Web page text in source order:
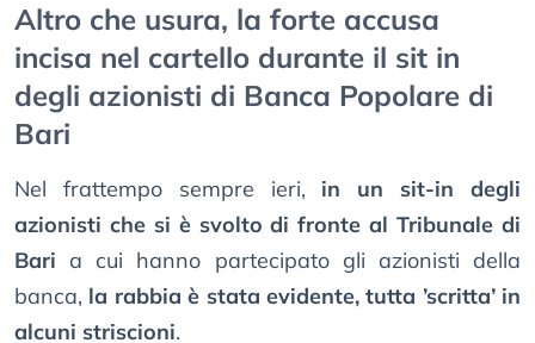
Altro che usura, la forte accusa
incisa nel cartello durante il sit in
degli azionisti di Banca Popolare di
Bari
Nel frattempo sempre ieri, in un sit-in degli
azionisti che si è svolto di fronte al Tribunale di
Bari a cui hanno partecipato gli azionisti della
banca, la rabbia è stata evidente, tutta ’scritta’ in
alcuni striscioni.